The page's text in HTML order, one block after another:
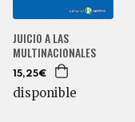
JUICIO A LAS
MULTINACIONALES
15,25€
disponible